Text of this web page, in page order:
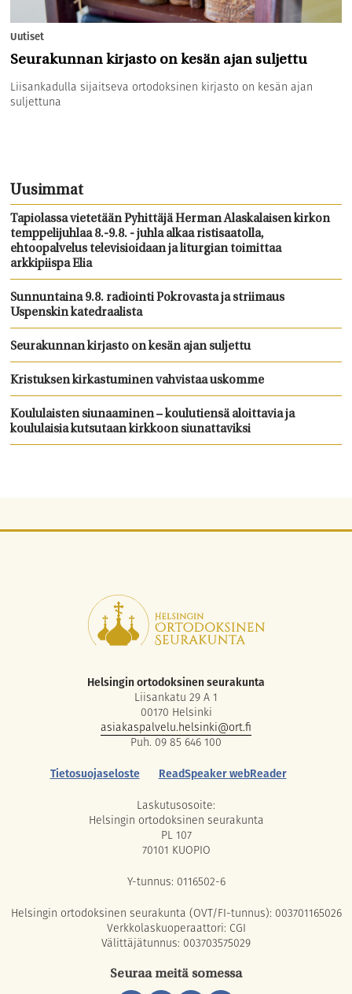
Uutiset
Seurakunnan kirjasto on kesän ajan suljettu
Liisankadulla sijaitseva ortodoksinen kirjasto on kesän ajan
suljettuna
Uusimmat
Tapiolassa vietetään Pyhittäjä Herman Alaskalaisen kirkon
temppelijuhlaa 8.-9.8. - juhla alkaa ristisaatolla,
ehtoopalvelus televisioidaan ja liturgian toimittaa
arkkipiispa Elia
Sunnuntaina 9.8. radiointi Pokrovasta ja striimaus
Uspenskin katedraalista
Seurakunnan kirjasto on kesän ajan suljettu
Kristuksen kirkastuminen vahvistaa uskomme
Koululaisten siunaaminen – koulutiensä aloittavia ja
koululaisia kutsutaan kirkkoon siunattaviksi
Helsingin ortodoksinen seurakunta
Liisankatu 29 A 1
00170 Helsinki
asiakaspalvelu.helsinki@ort.fi
Puh. 09 85 646 100
Tietosuojaseloste
ReadSpeaker webReader
Laskutusosoite:
Helsingin ortodoksinen seurakunta
PL 107
70101 KUOPIO
Y-tunnus: 0116502-6
Helsingin ortodoksinen seurakunta (OVT/FI-tunnus): 003701165026
Verkkolaskuoperaattori: CGI
Välittäjätunnus: 003703575029
Seuraa meitä somessa